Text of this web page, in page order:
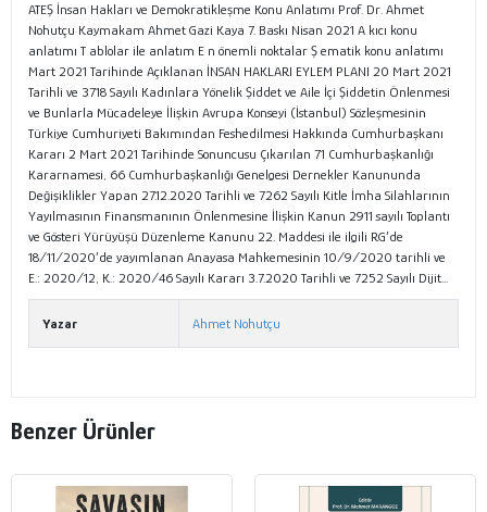
ATEŞ İnsan Hakları ve Demokratikleşme Konu Anlatımı Prof. Dr. Ahmet
Nohutçu Kaymakam Ahmet Gazi Kaya 7. Baskı Nisan 2021 A kıcı konu
anlatımı T ablolar ile anlatım E n önemli noktalar Ş ematik konu anlatımı
Mart 2021 Tarihinde Açıklanan İNSAN HAKLARI EYLEM PLANI 20 Mart 2021
Tarihli ve 3718 Sayılı Kadınlara Yönelik Şiddet ve Aile İçi Şiddetin Önlenmesi
ve Bunlarla Mücadeleye İlişkin Avrupa Konseyi (İstanbul) Sözleşmesinin
Türkiye Cumhuriyeti Bakımından Feshedilmesi Hakkında Cumhurbaşkanı
Kararı 2 Mart 2021 Tarihinde Sonuncusu Çıkarılan 71 Cumhurbaşkanlığı
Kararnamesi, 66 Cumhurbaşkanlığı Genelgesi Dernekler Kanununda
Değişiklikler Yapan 27.12.2020 Tarihli ve 7262 Sayılı Kitle İmha Silahlarının
Yayılmasının Finansmanının Önlenmesine İlişkin Kanun 2911 sayılı Toplantı
ve Gösteri Yürüyüşü Düzenleme Kanunu 22. Maddesi ile ilgili RG’de
18/11/2020’de yayımlanan Anayasa Mahkemesinin 10/9/2020 tarihli ve
E.: 2020/12, K.: 2020/46 Sayılı Kararı 3.7.2020 Tarihli ve 7252 Sayılı Dijit...
Yazar Ahmet Nohutçu
Benzer Ürünler